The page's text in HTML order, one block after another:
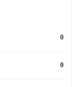
0
0